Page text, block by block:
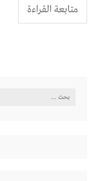
متابعة القراءة
البحث